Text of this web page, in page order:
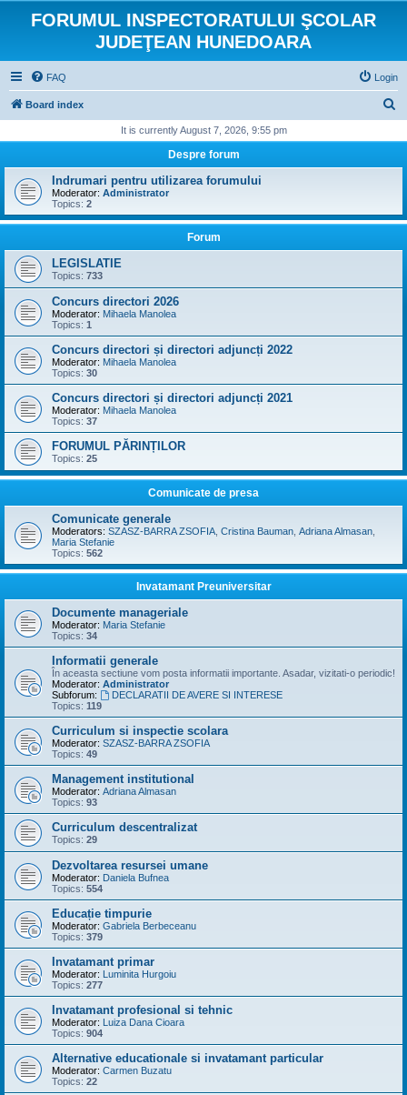
FORUMUL INSPECTORATULUI ŞCOLAR
JUDEŢEAN HUNEDOARA
FAQ Login
Board index
r
h
It is currently August 7, 2026, 9:55 pm
Despre forum
Indrumari pentru utilizarea forumului
Moderator: Administrator
Topics: 2
Forum
LEGISLATIE
Topics: 733
Concurs directori 2026
Moderator: Mihaela Manolea
Topics: 1
Concurs directori și directori adjuncți 2022
Moderator: Mihaela Manolea
Topics: 30
Concurs directori și directori adjuncți 2021
Moderator: Mihaela Manolea
Topics: 37
FORUMUL PĂRINȚILOR
Topics: 25
Comunicate de presa
Comunicate generale
Moderators: SZASZ-BARRA ZSOFIA Cristina Bauman Adriana Almasan
Maria Stefanie
Topics: 562
Invatamant Preuniversitar
Documente manageriale
Moderator: Maria Stefanie
Topics: 34
Informatii generale
În aceasta sectiune vom posta informatii importante. Asadar, vizitati-o periodic!
Moderator: Administrator
Subforum:
DECLARATII DE AVERE SI INTERESE
Topics: 119
Curriculum si inspectie scolara
Moderator: SZASZ-BARRA ZSOFIA
Topics: 49
Management institutional
Moderator: Adriana Almasan
Topics: 93
Curriculum descentralizat
Topics: 29
Dezvoltarea resursei umane
Moderator: Daniela Bufnea
Topics: 554
Educație timpurie
Moderator: Gabriela Berbeceanu
Topics: 379
Invatamant primar
Moderator: Luminita Hurgoiu
Topics: 277
Invatamant profesional si tehnic
Moderator: Luiza Dana Cioara
Topics: 904
Alternative educationale si invatamant particular
Moderator: Carmen Buzatu
Topics: 22